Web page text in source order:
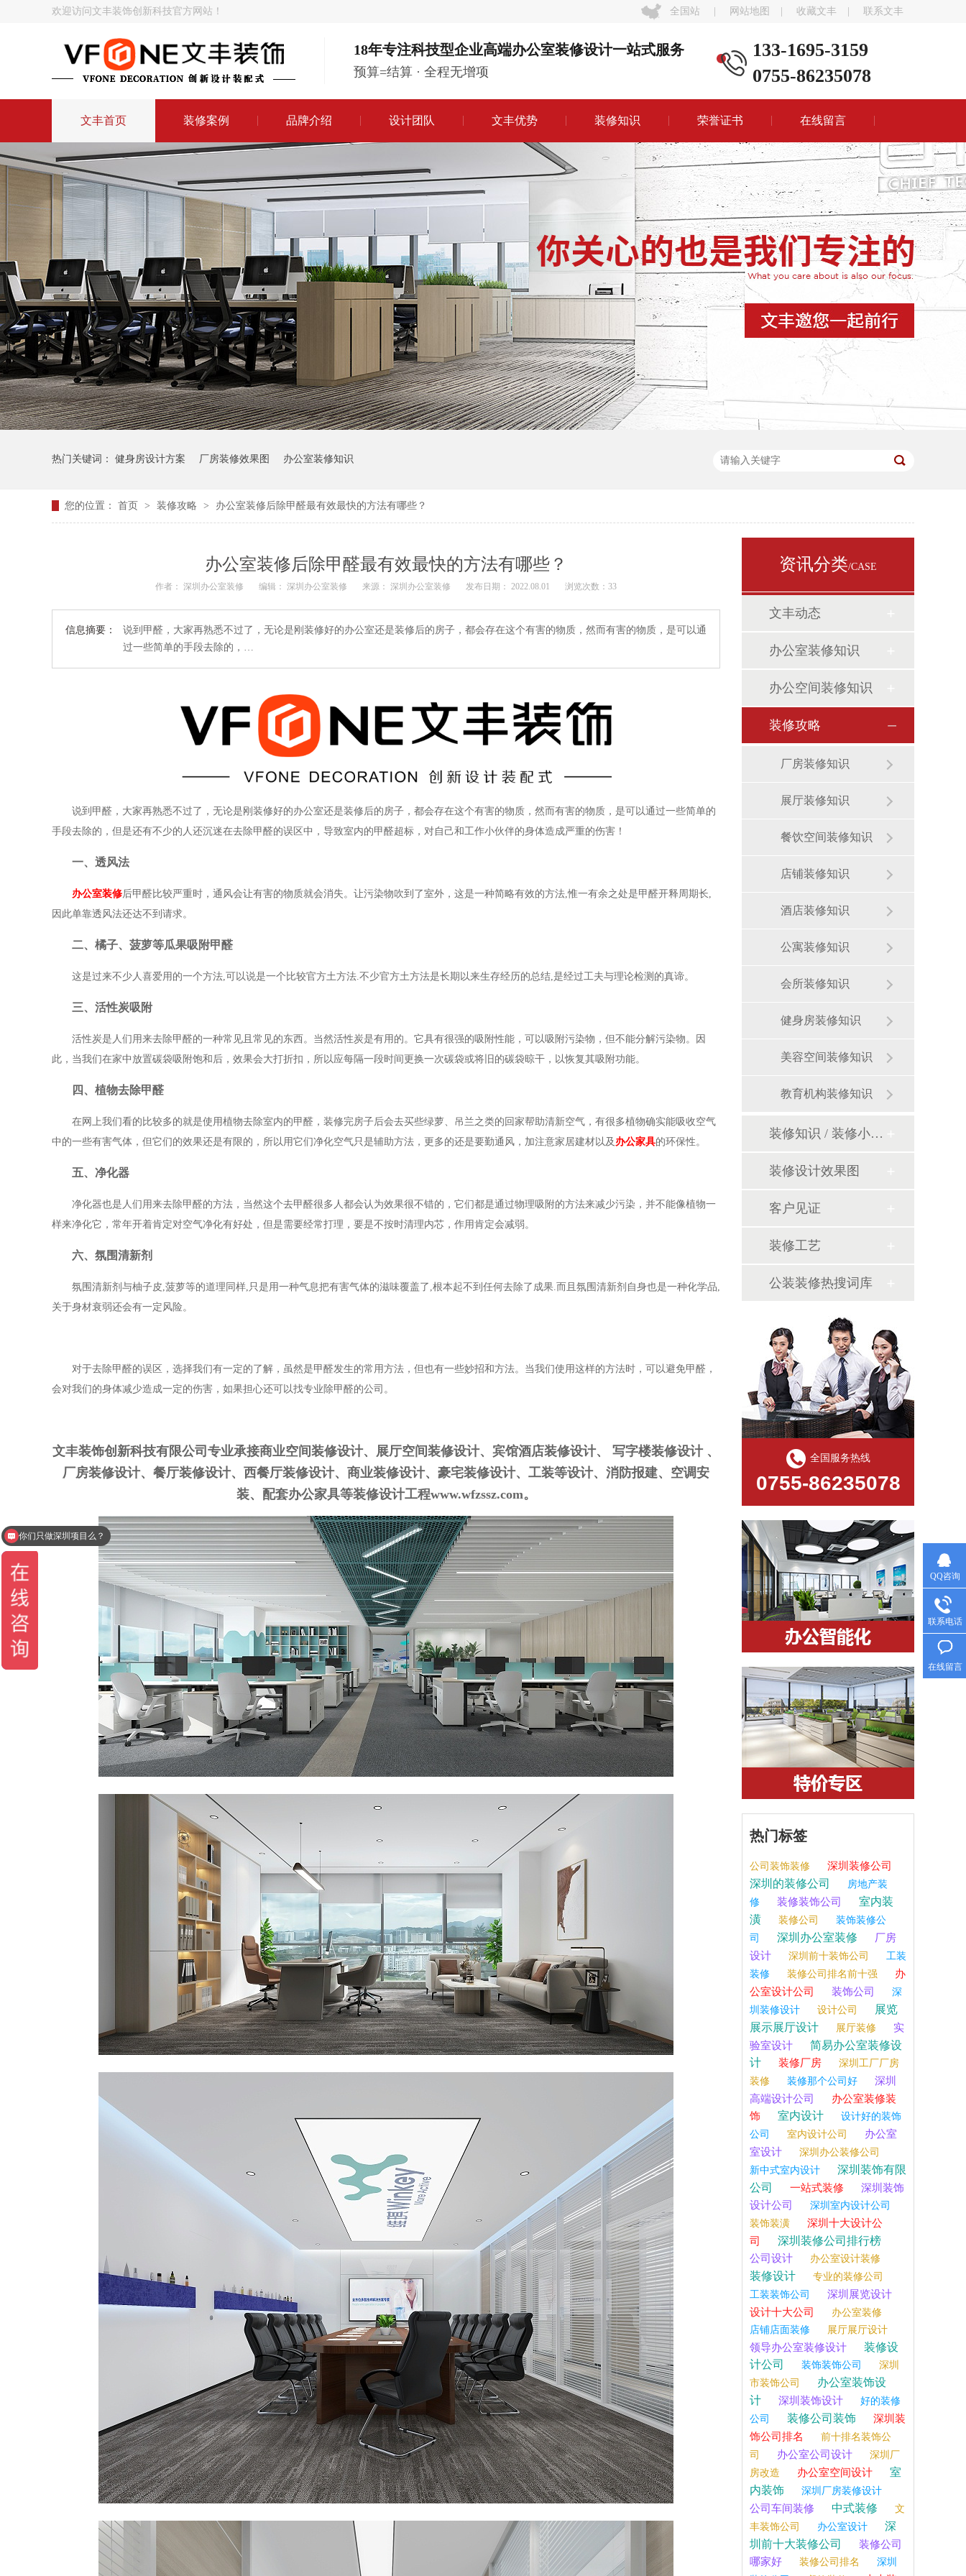
全国站 网站地图 收藏文丰 联系文丰
欢迎访问文丰装饰创新科技官方网站！
18年专注科技型企业高端办公室装修设计一站式服务
预算=结算 · 全程无增项
133-1695-3159
0755-86235078
文丰首页 装修案例 品牌介绍 设计团队 文丰优势 装修知识 荣誉证书 在线留言
热门关键词： 健身房设计方案 厂房装修效果图 办公室装修知识
您的位置： 首页 > 装修攻略 > 办公室装修后除甲醛最有效最快的方法有哪些？
办公室装修后除甲醛最有效最快的方法有哪些？
作者： 深圳办公室装修 编辑： 深圳办公室装修 来源： 深圳办公室装修 发布日期： 2022.08.01 浏览次数： 33
信息摘要：
说到甲醛，大家再熟悉不过了，无论是刚装修好的办公室还是装修后的房子，都会存在这个有害的物质，然而有害的物质，是可以通
过一些简单的手段去除的，…
说到甲醛，大家再熟悉不过了，无论是刚装修好的办公室还是装修后的房子，都会存在这个有害的物质，然而有害的物质，是可以通过一些简单的
手段去除的，但是还有不少的人还沉迷在去除甲醛的误区中，导致室内的甲醛超标，对自己和工作小伙伴的身体造成严重的伤害！
一、透风法
办公室装修后甲醛比较严重时，通风会让有害的物质就会消失。让污染物吹到了室外，这是一种简略有效的方法,惟一有余之处是甲醛开释周期长,
因此单靠透风法还达不到请求。
二、橘子、菠萝等瓜果吸附甲醛
这是过来不少人喜爱用的一个方法,可以说是一个比较官方土方法.不少官方土方法是长期以来生存经历的总结,是经过工夫与理论检测的真谛。
三、活性炭吸附
活性炭是人们用来去除甲醛的一种常见且常见的东西。当然活性炭是有用的。它具有很强的吸附性能，可以吸附污染物，但不能分解污染物。因
此，当我们在家中放置碳袋吸附饱和后，效果会大打折扣，所以应每隔一段时间更换一次碳袋或将旧的碳袋晾干，以恢复其吸附功能。
四、植物去除甲醛
在网上我们看的比较多的就是使用植物去除室内的甲醛，装修完房子后会去买些绿萝、吊兰之类的回家帮助清新空气，有很多植物确实能吸收空气
中的一些有害气体，但它们的效果还是有限的，所以用它们净化空气只是辅助方法，更多的还是要勤通风，加注意家居建材以及 办公家具的环保性。
五、净化器
净化器也是人们用来去除甲醛的方法，当然这个去甲醛很多人都会认为效果很不错的，它们都是通过物理吸附的方法来减少污染，并不能像植物一
样来净化它，常年开着肯定对空气净化有好处，但是需要经常打理，要是不按时清理内芯，作用肯定会减弱。
六、氛围清新剂
氛围清新剂与柚子皮,菠萝等的道理同样,只是用一种气息把有害气体的滋味覆盖了,根本起不到任何去除了成果.而且氛围清新剂自身也是一种化学品,
关于身材衰弱还会有一定风险。
对于去除甲醛的误区，选择我们有一定的了解，虽然是甲醛发生的常用方法，但也有一些妙招和方法。当我们使用这样的方法时，可以避免甲醛，
会对我们的身体减少造成一定的伤害，如果担心还可以找专业除甲醛的公司。
文丰装饰创新科技有限公司专业承接商业空间装修设计、展厅空间装修设计、宾馆酒店装修设计、 写字楼装修设计 、
厂房装修设计、餐厅装修设计、西餐厅装修设计、商业装修设计、豪宅装修设计、工装等设计、消防报建、空调安
装、配套办公家具等装修设计工程www.wfzssz.com。
资讯分类/CASE
文丰动态
办公室装修知识
办公空间装修知识
装修攻略
厂房装修知识
展厅装修知识
餐饮空间装修知识
店铺装修知识
酒店装修知识
公寓装修知识
会所装修知识
健身房装修知识
美容空间装修知识
教育机构装修知识
装修知识 / 装修小课堂
装修设计效果图
客户见证
装修工艺
公装装修热搜词库
全国服务热线
0755-86235078
热门标签
公司装饰装修 深圳装修公司
深圳的装修公司
房地产装
修
装修装饰公司
室内装
潢
装修公司
装饰装修公
司
深圳办公室装修
厂房
设计
深圳前十装饰公司
工装
装修
装修公司排名前十强
办
公室设计公司
装饰公司
深
圳装修设计
设计公司
展览
展示展厅设计
展厅装修
实
验室设计
简易办公室装修设
计
装修厂房
深圳工厂厂房
装修
装修那个公司好
深圳
高端设计公司
办公室装修装
饰
室内设计
设计好的装饰
公司
室内设计公司
办公室
室设计
深圳办公装修公司
新中式室内设计
深圳装饰有限
公司
一站式装修
深圳装饰
设计公司
深圳室内设计公司
装饰装潢
深圳十大设计公
司
深圳装修公司排行榜
公司设计 办公室设计装修
装修设计
专业的装修公司
工装装饰公司
深圳展览设计
设计十大公司
办公室装修
店铺店面装修
展厅展厅设计
领导办公室装修设计
装修设
计公司
装饰装饰公司
深圳
市装饰公司
办公室装饰设
计
深圳装饰设计
好的装修
公司
装修公司装饰
深圳装
饰公司排名
前十排名装饰公
司
办公室公司设计
深圳厂
房改造
办公室空间设计
室
内装饰
深圳厂房装修设计
公司车间装修 中式装修
文
丰装饰公司
办公室设计
深
圳前十大装修公司
装修公司
哪家好
装修公司排名
深圳
QQ咨询
联系电话
在线留言
办公室设计一平多少钱？
你们只做深圳项目么？